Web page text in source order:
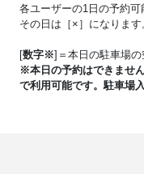
各ユーザーの1日の予約
その日は［×］になります
[数字※]＝本日の駐車場
※本日の予約はできませ
で利用可能です。駐車場